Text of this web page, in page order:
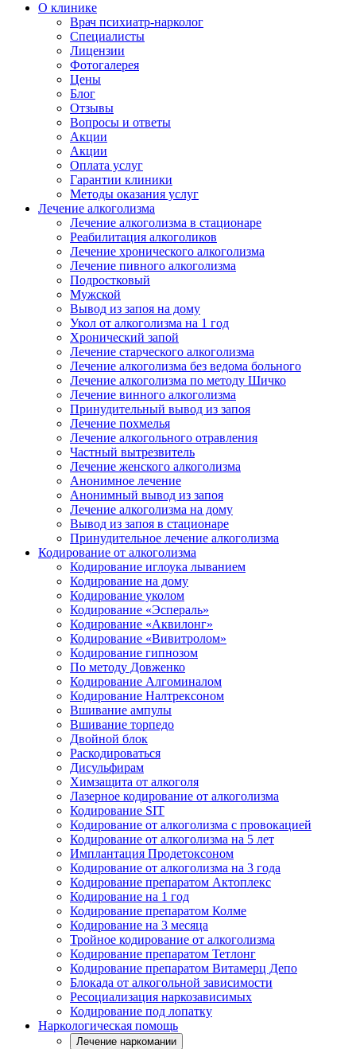
О клинике
Врач психиатр-нарколог
Специалисты
Лицензии
Фотогалерея
Цены
Блог
Отзывы
Вопросы и ответы
Акции
Акции
Оплата услуг
Гарантии клиники
Методы оказания услуг
Лечение алкоголизма
Лечение алкоголизма в стационаре
Реабилитация алкоголиков
Лечение хронического алкоголизма
Лечение пивного алкоголизма
Подростковый
Мужской
Вывод из запоя на дому
Укол от алкоголизма на 1 год
Хронический запой
Лечение старческого алкоголизма
Лечение алкоголизма без ведома больного
Лечение алкоголизма по методу Шичко
Лечение винного алкоголизма
Принудительный вывод из запоя
Лечение похмелья
Лечение алкогольного отравления
Частный вытрезвитель
Лечение женского алкоголизма
Анонимное лечение
Анонимный вывод из запоя
Лечение алкоголизма на дому
Вывод из запоя в стационаре
Принудительное лечение алкоголизма
Кодирование от алкоголизма
Кодирование иглоука лыванием
Кодирование на дому
Кодирование уколом
Кодирование «Эспераль»
Кодирование «Аквилонг»
Кодирование «Вивитролом»
Кодирование гипнозом
По методу Довженко
Кодирование Алгоминалом
Кодирование Налтрексоном
Вшивание ампулы
Вшивание торпедо
Двойной блок
Раскодироваться
Дисульфирам
Химзащита от алкоголя
Лазерное кодирование от алкоголизма
Кодирование SIT
Кодирование от алкоголизма с провокацией
Кодирование от алкоголизма на 5 лет
Имплантация Продетоксоном
Кодирование от алкоголизма на 3 года
Кодирование препаратом Актоплекс
Кодирование на 1 год
Кодирование препаратом Колме
Кодирование на 3 месяца
Тройное кодирование от алкоголизма
Кодирование препаратом Тетлонг
Кодирование препаратом Витамерц Депо
Блокада от алкогольной зависимости
Ресоциализация наркозависимых
Кодирование под лопатку
Наркологическая помощь
Лечение наркомании